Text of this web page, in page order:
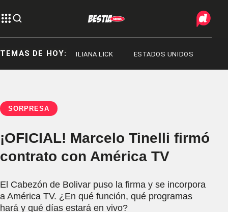
TEMAS DE HOY:
MESSI ILIANA LICK ESTADOS UNIDOS
SORPRESA
¡OFICIAL! Marcelo Tinelli firmó
contrato con América TV
El Cabezón de Bolivar puso la firma y se incorpora
a América TV. ¿En qué función, qué programas
hará y qué días estará en vivo?